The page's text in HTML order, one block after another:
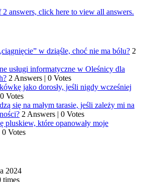
answers, click here to view all answers.
w dziąśle, choć nie ma bólu? 2
usługi informatyczne w Oleśnicy dla
2 Answers | 0 Votes
jako dorosły, jeśli nigdy wcześniej
0 Votes
się na małym tarasie, jeśli zależy mi na
2 Answers | 0 Votes
pluskiew, które opanowały moje
0 Votes
2024
times